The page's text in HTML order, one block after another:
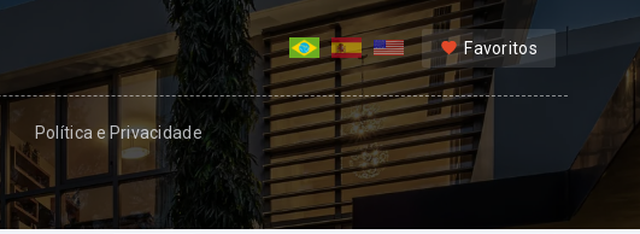
Favoritos
Política e Privacidade